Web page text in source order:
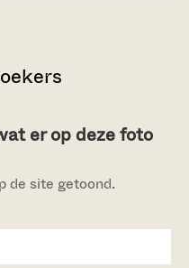
er op deze foto
de site getoond.